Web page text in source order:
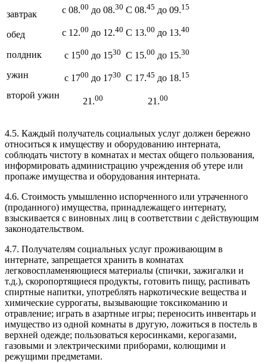
завтрак
обед
полдник
ужин
второй ужин
с 08.00 до 08.30
с 12.00 до 12.40
с 1500 до 1530
с 1700 до 1730
21.00
С 08.45 до 09.15
С 13.00 до 13.40
С 15.00 до 15.30
С 17.45 до 18.15
21.00
4.5. Каждый получатель социальных услуг должен бережно
относиться к имуществу и оборудованию интерната,
соблюдать чистоту в комнатах и местах общего пользования,
информировать администрацию учреждения об утере или
пропаже имущества и оборудования интерната.
4.6. Стоимость умышленно испорченного или утраченного
(проданного) имущества, принадлежащего интернату,
взыскивается с виновных лиц в соответствии с действующим
законодательством.
4.7. Получателям социальных услуг проживающим в
интернате, запрещается хранить в комнатах
легковоспламеняющиеся материалы (спички, зажигалки и
т.д.), скоропортящиеся продукты, готовить пищу, распивать
спиртные напитки, употреблять наркотические вещества и
химические суррогаты, вызывающие токсикоманию и
отравление; играть в азартные игры; переносить инвентарь и
имущество из одной комнаты в другую, ложиться в постель в
верхней одежде; пользоваться керосинками, керогазами,
газовыми и электрическими приборами, колющими и
режущими предметами.